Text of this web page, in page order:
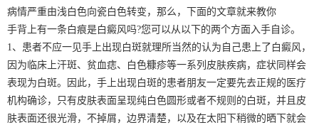
病情严重由浅白色向瓷白色转变，那么，下面的文章就来教你
手背上有一条白痕是白癜风吗?您可以从以下的两个方面入手自诊。
1、患者不应一见手上出现白斑就理所当然的认为自己患上了白癜风，
因为临床上汗斑、贫血痣、白色糠疹等一系列皮肤疾病，症状同样会
表现为白斑。因此，手上出现白斑的患者朋友一定要先去正规的医疗
机构确诊，只有皮肤表面呈现纯白色圆形或者不规则的白斑，并且皮
肤表面还很光滑，不掉屑，边界清楚，以及在太阳下稍微的晒下就会